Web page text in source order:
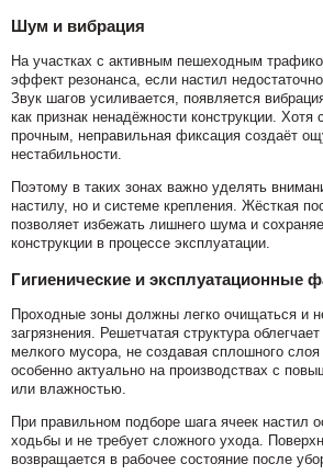
Шум и вибрация
На участках с активным пешеходным
эффект резонанса, если настил
Звук шагов усиливается, появляется
как признак ненадёжности конструкции.
прочным, неправильная фиксация создаёт
нестабильности.
Поэтому в таких зонах важно уделять
настилу, но и системе крепления. Жёсткая
позволяет избежать лишнего шума и
конструкции в процессе эксплуатации.
Гигиенические и эксплуатационные
Проходные зоны должны легко очищаться и
загрязнения. Решетчатая структура
мелкого мусора, не создавая сплошного
особенно актуально на производствах с
или влажностью.
При правильном подборе шага ячеек настил
ходьбы и не требует сложного ухода.
возвращается в рабочее состояние после